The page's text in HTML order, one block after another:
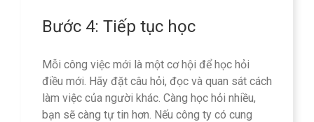
Bước 4: Tiếp tục học
Mỗi công việc mới là một cơ hội để học hỏi
điều mới. Hãy đặt câu hỏi, đọc và quan sát cách
làm việc của người khác. Càng học hỏi nhiều,
bạn sẽ càng tự tin hơn. Nếu công ty có cung